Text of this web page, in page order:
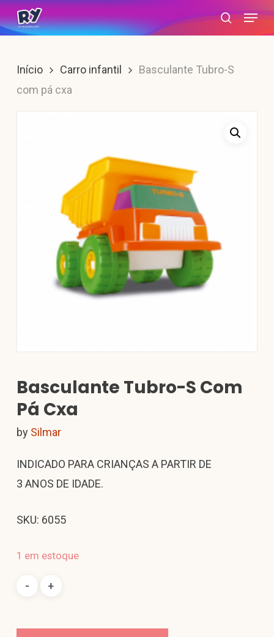
Skip
to
content
search
Menu
Início Carro infantil
Basculante Tubro-S
com pá cxa
Basculante Tubro-S Com
Pá Cxa
by Silmar
INDICADO PARA CRIANÇAS A PARTIR DE
3 ANOS DE IDADE.
SKU: 6055
1 em estoque